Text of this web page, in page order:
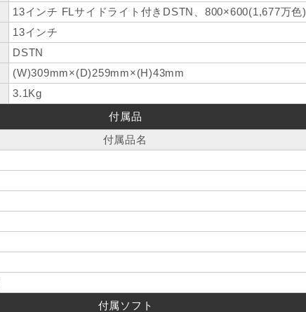
13インチ FLサイドライト付きDSTN、800×600(1,677万色)
13インチ
DSTN
(W)309mm×(D)259mm×(H)43mm
3.1Kg
付属品
付属品名
付属ソフト